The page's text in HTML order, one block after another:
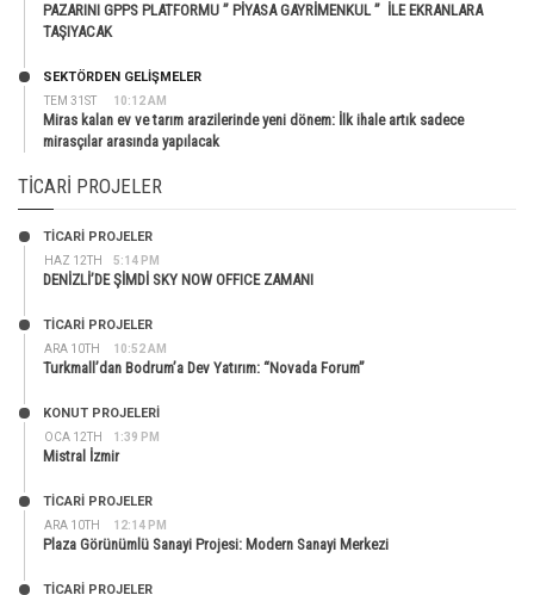
PAZARINI GPPS PLATFORMU ” PİYASA GAYRİMENKUL ” İLE EKRANLARA
TAŞIYACAK
TEM 31ST 10:12 AM
SEKTÖRDEN GELIŞMELER
Miras kalan ev ve tarım arazilerinde yeni dönem: İlk ihale artık sadece
mirasçılar arasında yapılacak
TICARI PROJELER
HAZ 12TH 5:14 PM
TİCARİ PROJELER
DENİZLİ’DE ŞİMDİ SKY NOW OFFICE ZAMANI
ARA 10TH 10:52 AM
TİCARİ PROJELER
Turkmall’dan Bodrum’a Dev Yatırım: “Novada Forum”
OCA 12TH 1:39 PM
KONUT PROJELERI
Mistral İzmir
ARA 10TH 12:14 PM
TİCARİ PROJELER
Plaza Görünümlü Sanayi Projesi: Modern Sanayi Merkezi
TİCARİ PROJELER